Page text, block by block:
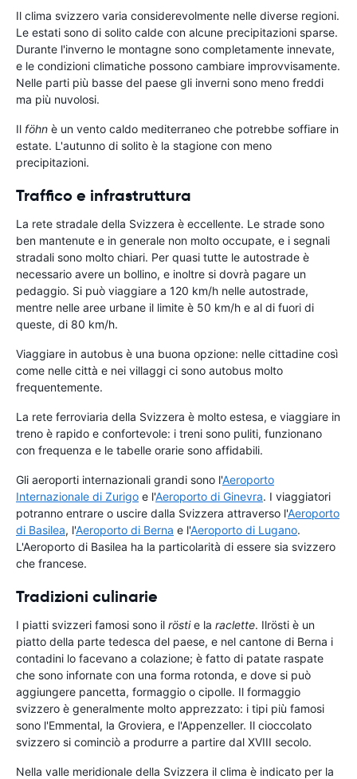
Il clima svizzero varia considerevolmente nelle diverse regioni.
Le estati sono di solito calde con alcune precipitazioni sparse.
Durante l'inverno le montagne sono completamente innevate,
e le condizioni climatiche possono cambiare improvvisamente.
Nelle parti più basse del paese gli inverni sono meno freddi
ma più nuvolosi.
Il föhn è un vento caldo mediterraneo che potrebbe soffiare in
estate. L'autunno di solito è la stagione con meno
precipitazioni.
Traffico e infrastruttura
La rete stradale della Svizzera è eccellente. Le strade sono
ben mantenute e in generale non molto occupate, e i segnali
stradali sono molto chiari. Per quasi tutte le autostrade è
necessario avere un bollino, e inoltre si dovrà pagare un
pedaggio. Si può viaggiare a 120 km/h nelle autostrade,
mentre nelle aree urbane il limite è 50 km/h e al di fuori di
queste, di 80 km/h.
Viaggiare in autobus è una buona opzione: nelle cittadine così
come nelle città e nei villaggi ci sono autobus molto
frequentemente.
La rete ferroviaria della Svizzera è molto estesa, e viaggiare in
treno è rapido e confortevole: i treni sono puliti, funzionano
con frequenza e le tabelle orarie sono affidabili.
Gli aeroporti internazionali grandi sono l'Aeroporto
Internazionale di Zurigo e l'Aeroporto di Ginevra. I viaggiatori
potranno entrare o uscire dalla Svizzera attraverso l'Aeroporto
di Basilea, l'Aeroporto di Berna e l'Aeroporto di Lugano.
L'Aeroporto di Basilea ha la particolarità di essere sia svizzero
che francese.
Tradizioni culinarie
I piatti svizzeri famosi sono il röstie la raclette. Ilrösti è un
piatto della parte tedesca del paese, e nel cantone di Berna i
contadini lo facevano a colazione; è fatto di patate raspate
che sono infornate con una forma rotonda, e dove si può
aggiungere pancetta, formaggio o cipolle. Il formaggio
svizzero è generalmente molto apprezzato: i tipi più famosi
sono l'Emmental, la Groviera, e l'Appenzeller. Il cioccolato
svizzero si cominciò a produrre a partire dal XVIII secolo.
Nella valle meridionale della Svizzera il clima è indicato per la